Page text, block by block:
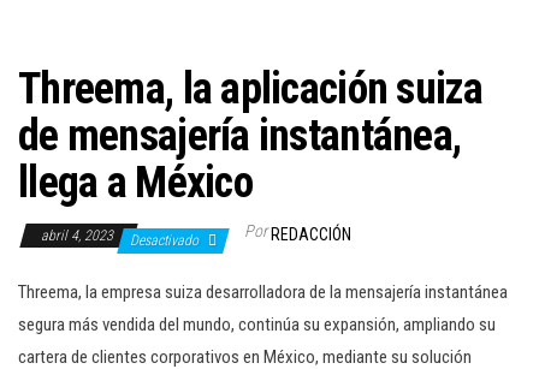
Threema, la aplicación suiza
de mensajería instantánea,
llega a México
abril 4, 2023 Desactivado Por REDACCIÓN
Threema, la empresa suiza desarrolladora de la mensajería instantánea
segura más vendida del mundo, continúa su expansión, ampliando su
cartera de clientes corporativos en México, mediante su solución